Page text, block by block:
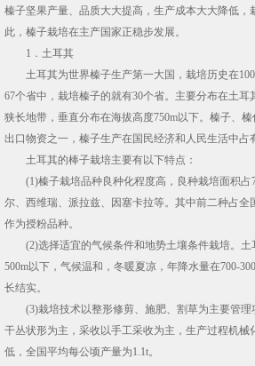
榛子坚果产量、品质大大提高，生产成本大大降低，
此，榛子栽培在主产国家正稳步发展。
1．土耳其
土耳其为世界榛子生产第一大国，栽培历史在
67个省中，栽培榛子的就有30个省。主要分布在土耳
狭长地带，垂直分布在海拔高度750m以下。榛子、
出口物资之一，榛子生产在国民经济和人民生活中占
土耳其的棒子栽培主要有以下特点：
(1)榛子栽培品种良种化程度高，良种栽培面积占
尔、西维瑞、派拉兹、因塞卡拉等。其中前二种占全
作为授粉品种。
(2)选择适宜的气候条件和地势土壤条件栽培。土
500m以下，气候温和，冬暖夏凉，年降水量在700-
长结实。
(3)栽培技术以整形修剪、施肥、割草为主要管理
干丛状形为主，采收以手工采收为主，生产过程机械
低，全国平均每公顷产量为1.1t。